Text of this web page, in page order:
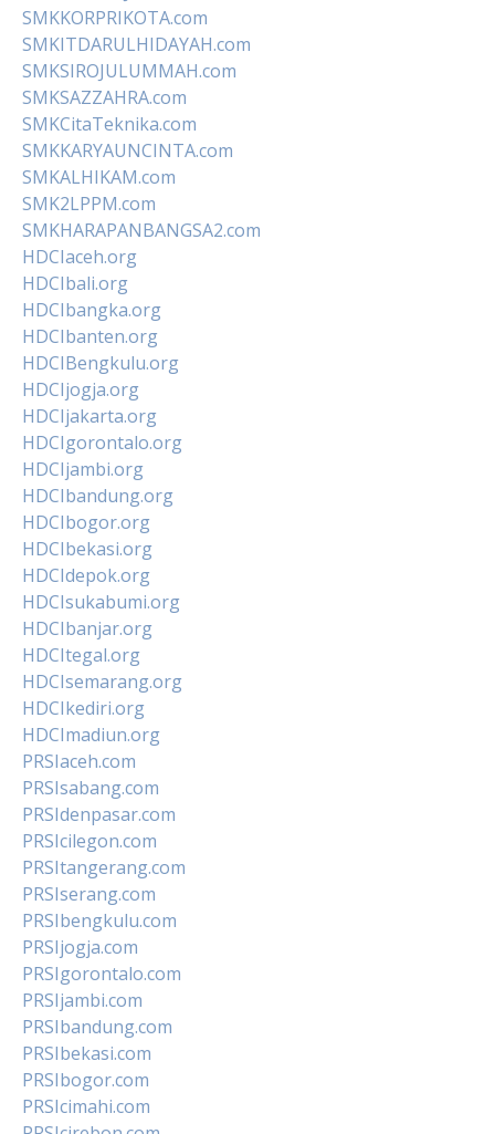
SMKKORPRIKOTA.com
SMKITDARULHIDAYAH.com
SMKSIROJULUMMAH.com
SMKSAZZAHRA.com
SMKCitaTeknika.com
SMKKARYAUNCINTA.com
SMKALHIKAM.com
SMK2LPPM.com
SMKHARAPANBANGSA2.com
HDCIaceh.org
HDCIbali.org
HDCIbangka.org
HDCIbanten.org
HDCIBengkulu.org
HDCIjogja.org
HDCIjakarta.org
HDCIgorontalo.org
HDCIjambi.org
HDCIbandung.org
HDCIbogor.org
HDCIbekasi.org
HDCIdepok.org
HDCIsukabumi.org
HDCIbanjar.org
HDCItegal.org
HDCIsemarang.org
HDCIkediri.org
HDCImadiun.org
PRSIaceh.com
PRSIsabang.com
PRSIdenpasar.com
PRSIcilegon.com
PRSItangerang.com
PRSIserang.com
PRSIbengkulu.com
PRSIjogja.com
PRSIgorontalo.com
PRSIjambi.com
PRSIbandung.com
PRSIbekasi.com
PRSIbogor.com
PRSIcimahi.com